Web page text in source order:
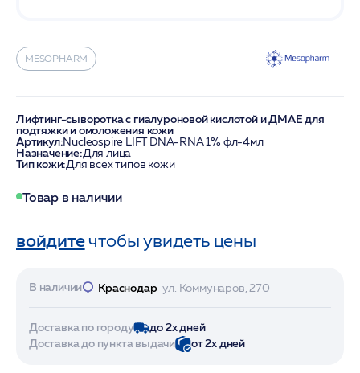
MESOPHARM
Лифтинг-сыворотка с гиалуроновой кислотой и ДМАЕ для
подтяжки и омоложения кожи
Артикул:Nucleospire LIFT DNA-RNA 1% фл-4мл
Назначение:Для лица
Тип кожи:Для всех типов кожи
Товар в наличии
войдитечтобы увидеть цены
В наличии Краснодар ул. Коммунаров, 270
Доставка по городу
до 2х дней
Доставка до пункта выдачи
от 2х дней